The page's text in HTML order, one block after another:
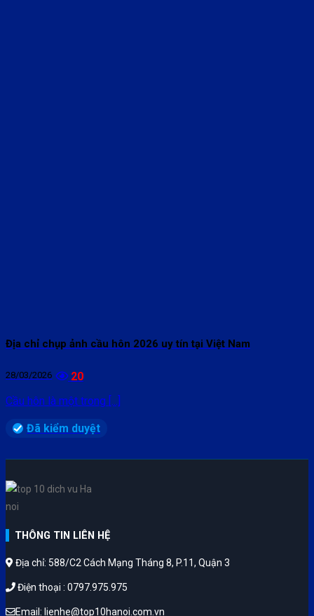
Địa chỉ chụp ảnh cầu hôn 2026 uy tín tại Việt Nam
28/03/2026
20
Cầu hôn là một trong [...]
Đã kiểm duyệt
THÔNG TIN LIÊN HỆ
Địa chỉ: 588/C2 Cách Mạng Tháng 8, P.11, Quận 3
Điện thoại : 0797.975.975
Email: lienhe@top10hanoi.com.vn